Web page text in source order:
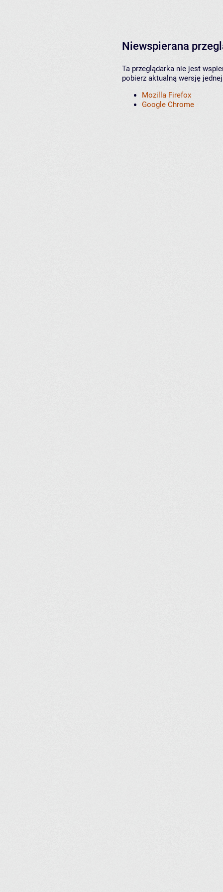
Niewspierana
Ta przeglądarka nie jest
pobierz aktualną wersję
Mozilla Firefox
Google Chrome